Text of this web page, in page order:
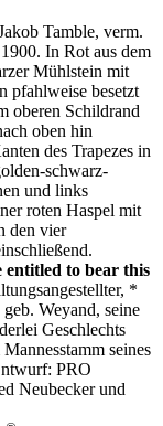
Tamble, verm.
In Rot aus dem
Mühlstein mit
pfahlweise besetzt
oberen Schildrand
oben hin
des Trapezes in
schwarz-
und links
roten Haspel mit
den vier
to bear this
*
Weyand, seine
Geschlechts
seines
PRO
Neubecker und